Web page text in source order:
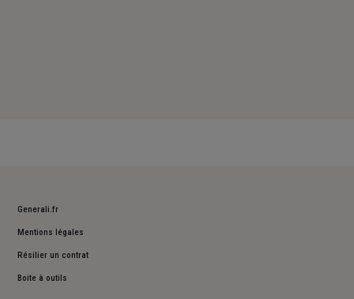
Generali.fr
Mentions légales
Résilier un contrat
Boite à outils